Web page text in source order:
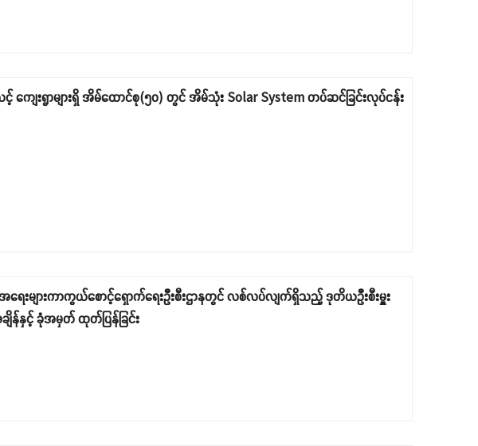
ျေးရွာများရှိ အိမ်ထောင်စု(၅၀) တွင် အိမ်သုံး Solar System တပ်ဆင်ခြင်းလုပ်ငန်း
င့်အရေးများကာကွယ်စောင့်ရှောက်ရေးဦးစီးဌာနတွင် လစ်လပ်လျက်ရှိသည့် ဒုတိယဦးစီးမှူး
ျိန်နှင့် ခုံအမှတ် ထုတ်ပြန်ခြင်း